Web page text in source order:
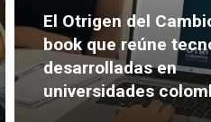
El Otrigen del
book que reúne
desarrolladas en
universidades